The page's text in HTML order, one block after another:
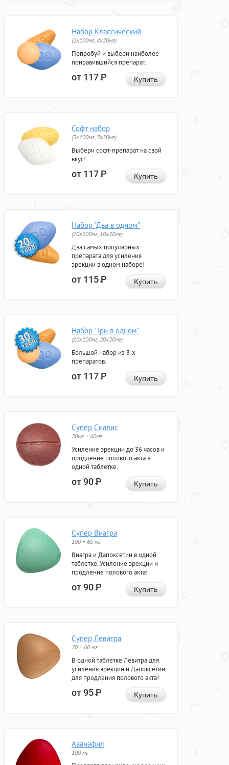
Набор Классический
(2x100мг, 4x20мг)
Попробуй и выбери наиболее
понравившийся препарат.
от 117Р Купить
Софт набор
(3x100мг, 3x20мг)
Выбери софт-препарат на свой
вкус!
от 117Р Купить
Набор "Два в одном"
(10x100мг, 10x20мг)
Два самых популярных
препарата для усиления
эрекции в одном наборе!
от 115Р Купить
Набор "Три в одном"
(10x100мг, 20x20мг)
Большой набор из 3-х
препаратов.
от 117Р Купить
Супер Сиалис
20мг + 60мг
Усиление эрекции до 36 часов и
продление полового акта в
одной таблетке.
от 90Р Купить
Супер Виагра
100 + 60 мг
Виагра и Дапоксетин в одной
таблетке. Усиление эрекции и
продление полового акта!
от 90Р Купить
Супер Левитра
20 + 60 мг
В одной таблетке Левитра для
усиления эрекции и Дапоксетин
для продления полового акта!
от 95Р Купить
Аванафил
100 мг